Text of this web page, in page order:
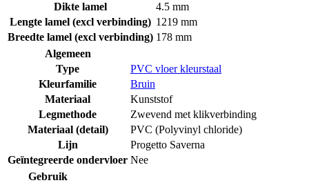
Dikte lamel
4.5 mm
Lengte lamel (excl verbinding) 1219 mm
Breedte lamel (excl verbinding) 178 mm
Algemeen
Type
PVC vloer kleurstaal
Kleurfamilie
Bruin
Materiaal
Kunststof
Legmethode
Zwevend met klikverbinding
Materiaal (detail)
PVC (Polyvinyl chloride)
Lijn
Progetto Saverna
Geïntegreerde ondervloer Nee
Gebruik